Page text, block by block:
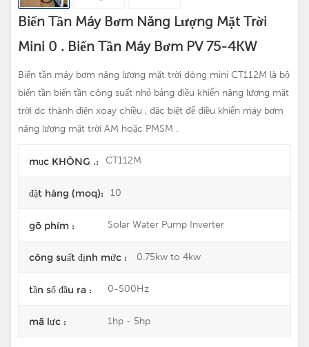
Biến Tần Máy Bơm Năng Lượng Mặt Trời
Mini 0 . Biến Tần Máy Bơm PV 75-4KW
Biến tần máy bơm năng lượng mặt trời dòng mini CT112M là bộ
biến tần biến tần công suất nhỏ bảng điều khiển năng lượng mặt
trời dc thành điện xoay chiều , đặc biệt để điều khiển máy bơm
năng lượng mặt trời AM hoặc PMSM .
mục KHÔNG .: CT112M
đặt hàng (moq): 10
gõ phím : Solar Water Pump Inverter
công suất định mức : 0.75kw to 4kw
tần số đầu ra : 0-500Hz
mã lực : 1hp - 5hp